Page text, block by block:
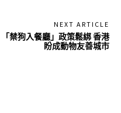
NEXT ARTICLE
「禁狗入餐廳」政策鬆綁 香港
盼成動物友善城市